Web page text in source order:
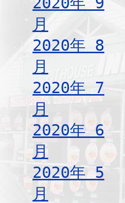
月
2020年 8
月
2020年 7
月
2020年 6
月
2020年 5
月